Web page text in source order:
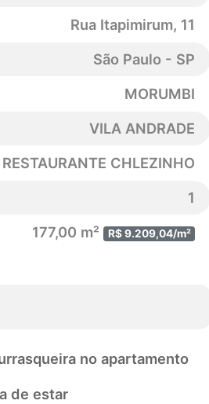
Rua Itapimirum, 11
São Paulo - SP
MORUMBI
VILA ANDRADE
CHLEZINHO
1
177,00 m² R$ 9.209,04/m²
no apartamento
de estar